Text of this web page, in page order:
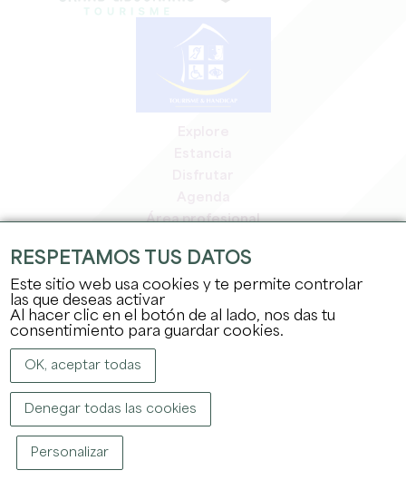
Área profesional
Espacio prensa
Empleo y prácticas
Información jurídica
Política de confidencialidad
COPYRIGHT ©2026
RESPETAMOS TUS DATOS
Este sitio web usa cookies y te permite controlar
las que deseas activar
Al hacer clic en el botón de al lado, nos das tu
consentimiento para guardar cookies.
OK, aceptar todas
Denegar todas las cookies
Personalizar